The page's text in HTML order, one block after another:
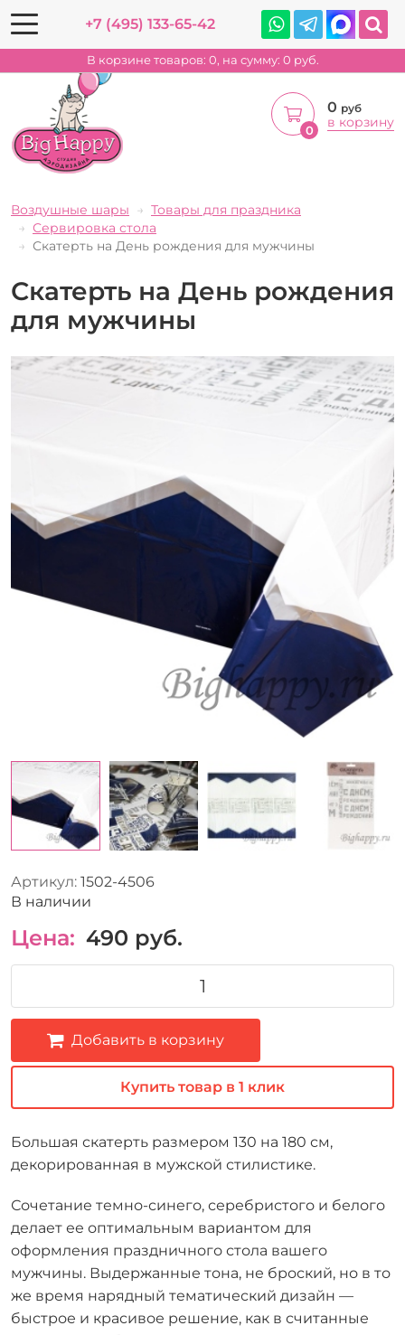
+7 (495) 133-65-42
В корзине товаров: 0, на сумму: 0 руб.
0
0 руб
в корзину
Воздушные шары
Товары для праздника
Сервировка стола
Скатерть на День рождения для мужчины
Скатерть на День рождения
для мужчины
Артикул: 1502-4506
В наличии
Цена: 490 руб.
Добавить в корзину
Купить товар в 1 клик
Большая скатерть размером 130 на 180 см,
декорированная в мужской стилистике.
Сочетание темно-синего, серебристого и белого
делает ее оптимальным вариантом для
оформления праздничного стола вашего
мужчины. Выдержанные тона, не броский, но в то
же время нарядный тематический дизайн —
быстрое и красивое решение, как в считанные